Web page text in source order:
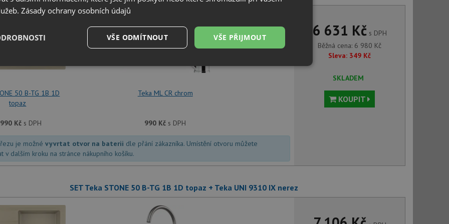
50 B-TG 1B 1D
topaz
Kčs DPH
+
Teka ML CR chrom
990 Kč s DPH
6 631 Kčs DPH
Běžná cena: 6 980 Kč
Sleva: 349 Kč
SKLADEM
KOUPIT
je možné vyvrtat otvor na baterii dle přání zákazníka. Umístění otvoru můžete
v dalším kroku na stránce nákupního košíku.
SET Teka STONE 50 B-TG 1B 1D topaz + Teka UNI 9310 IX nerez
Zásady ochrany osobních údajů
VŠE PŘIJMOUT
VŠE ODMÍTNOUT
Výkonové
Soubory cílení Funkční soubory
Nezařazené
soubory Výkonové soubory Soubory cílení Funkční soubory Nezařazené soubory
cookie umožňují základní funkce webových stránek, jako je přihlášení uživatele a správa účtu. Webové
Doména
Vyprší Popis
.drezy-teka.cz
Tento cookie se používá k jedinečné identifikaci zařízení, která
mají přístup k webové stránce, aby sledovala používání a zlepšila